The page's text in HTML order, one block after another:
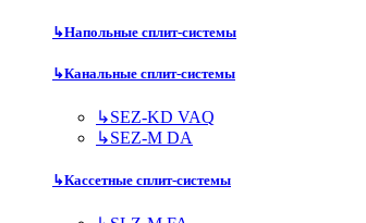
↳Напольные сплит-системы
↳Канальные сплит-системы
↳SEZ-KD VAQ
↳SEZ-M DA
↳Кассетные сплит-системы